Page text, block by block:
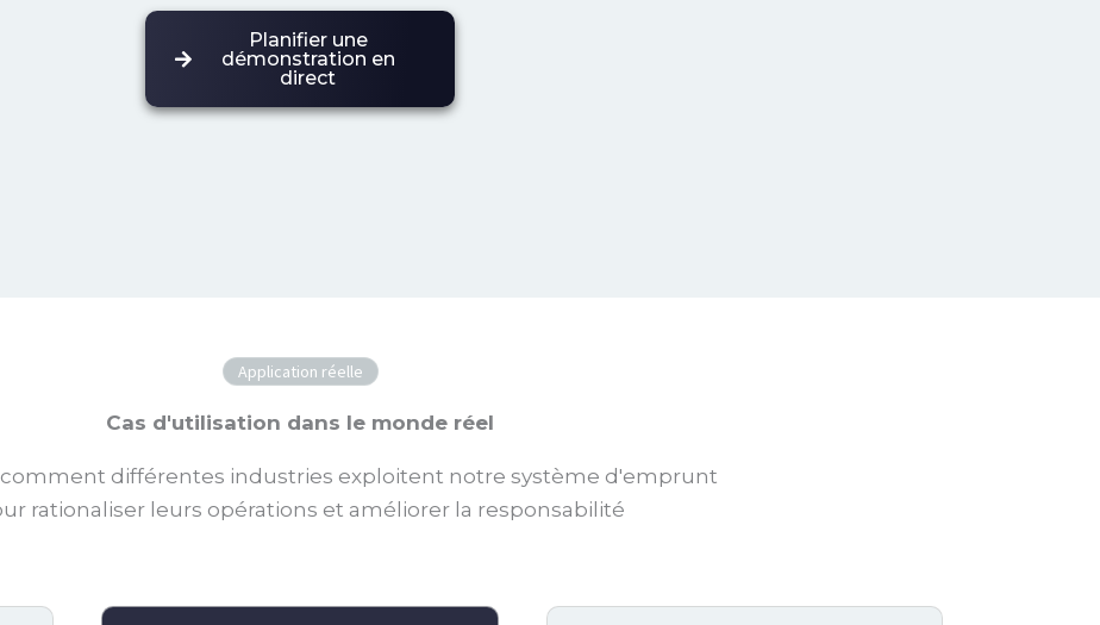
Planifier une
démonstration en
direct
Application réelle
Cas d'utilisation dans le monde réel
différentes industries exploitent notre système d'emprunt
rationaliser leurs opérations et améliorer la responsabilité